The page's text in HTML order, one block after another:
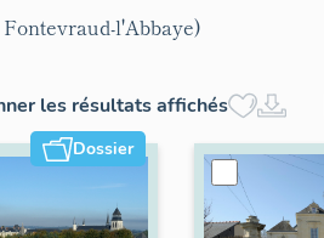
l'Abbaye)
les résultats affichés
Dossier